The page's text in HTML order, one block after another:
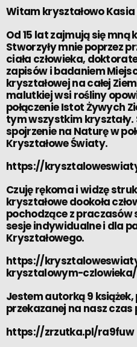
Witam kryształowo Kasia
Od 15 lat zajmują się mną
Stworzyły mnie poprzez
ciała człowieka,
zapisów i badaniem
kryształowej na całej
malutkiej wsi rośliny
połączenie Istot Żywych
tym wszystkim kryształy.
spojrzenie na Naturę w
Kryształowe Światy.
https://
Czuję rękoma i widzę
kryształowe dookoła
pochodzące z praczasów
sesje indywidualne i dla
Kryształowego.
https://
krysztalowym-czlowieka/
Jestem autorką 9 książek,
przekazanej na nasz
https://zrzutka.pl/ra9fuw